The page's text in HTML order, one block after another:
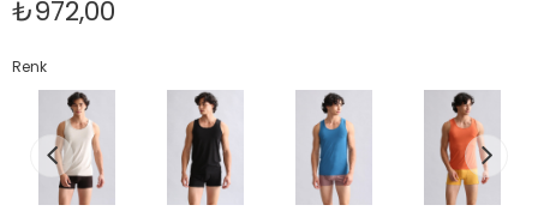
₺972,00
Renk